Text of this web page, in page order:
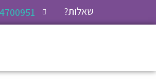
שאלות?